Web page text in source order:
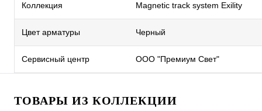
Коллекция Magnetic track system Exility
Цвет арматуры Черный
Сервисный центр ООО "Премиум Свет"
ТОВАРЫ ИЗ КОЛЛЕКЦИИ